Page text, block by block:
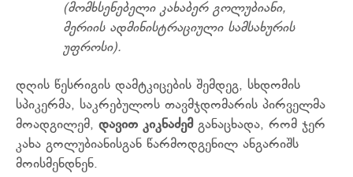
(მომხსენებელი კახაბერ გოლუბიანი,
მერიის ადმინისტრაციული სამსახურის
უფროსი).
დღის წესრიგის დამტკიცების შემდეგ, სხდომის
სპიკერმა, საკრებულოს თავმჯდომარის პირველმა
მოადგილემ, დავით კიკნაძემგანაცხადა, რომ ჯერ
კახა გოლუბიანისგან წარმოდგენილ ანგარიშს
მოისმენდნენ.